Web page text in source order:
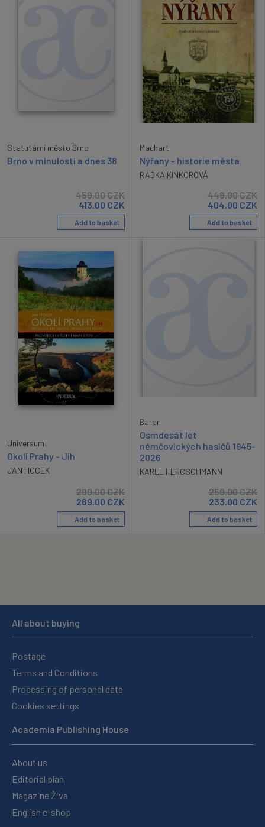
Statutární město Brno
Brno v minulosti a dnes 38
459.00CZK
413.00 CZK
Add to basket
Machart
Nýřany - historie města
RADKA KINKOROVÁ
449.00CZK
404.00 CZK
Add to basket
Universum
Okolí Prahy - Jih
JAN HOCEK
299.00CZK
269.00 CZK
Add to basket
Baron
Osmdesát let
němčovických hasičů 1945-
2026
KAREL FERCSCHMANN
259.00CZK
233.00 CZK
Add to basket
All about buying
Postage
Terms and Conditions
Processing of personal data
Cookies settings
Academia Publishing House
About us
Editorial plan
Magazine Živa
English e-shop